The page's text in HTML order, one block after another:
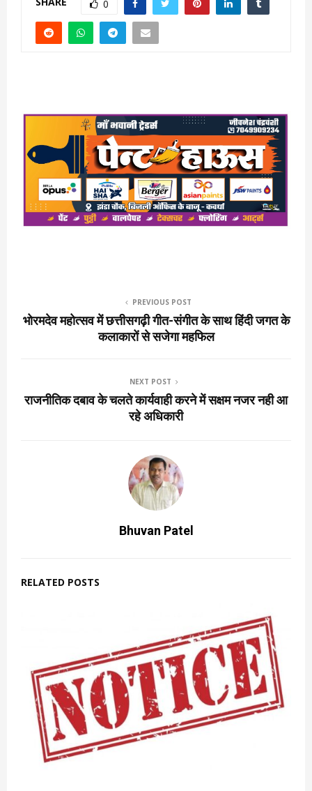
0
PREVIOUS POST
भोरमदेव महोत्सव में छत्तीसगढ़ी गीत-संगीत के साथ हिंदी जगत के
कलाकारों से सजेगा महफिल
NEXT POST
राजनीतिक दबाव के चलते कार्यवाही करने में सक्षम नजर नही आ
रहे अधिकारी
Bhuvan Patel
RELATED POSTS